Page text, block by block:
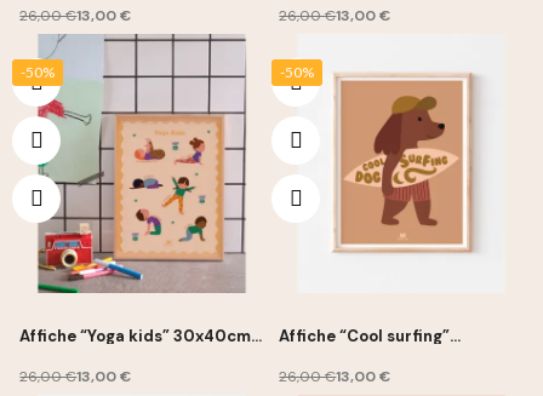
26,00 €13,00 € 26,00 €13,00 €
-50%
Affiche “Yoga kids” 30x40cm -
26,00 €13,00 €
-50%
Affiche “Cool surfing”
26,00 €13,00 €